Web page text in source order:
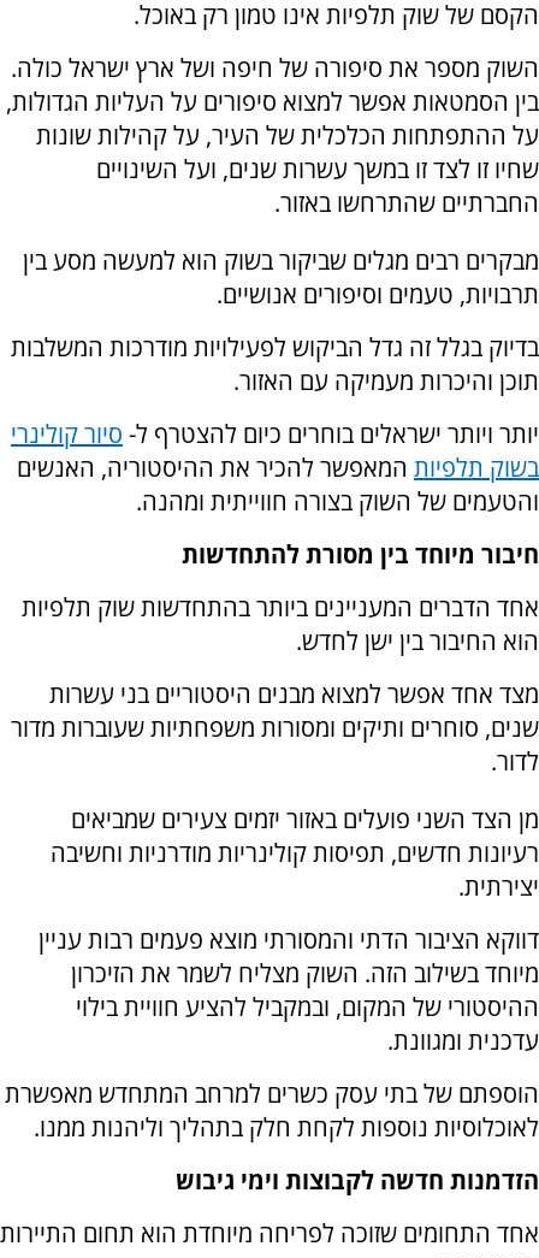
הקסם של שוק תלפיות אינו טמון רק באוכל.
השוק מספר את סיפורה של חיפה ושל ארץ ישראל כולה.
בין הסמטאות אפשר למצוא סיפורים על העליות הגדולות,
על ההתפתחות הכלכלית של העיר, על קהילות שונות
שחיו זו לצד זו במשך עשרות שנים, ועל השינויים
החברתיים שהתרחשו באזור.
מבקרים רבים מגלים שביקור בשוק הוא למעשה מסע בין
תרבויות, טעמים וסיפורים אנושיים.
בדיוק בגלל זה גדל הביקוש לפעילויות מודרכות המשלבות
תוכן והיכרות מעמיקה עם האזור.
יותר ויותר ישראלים בוחרים כיום להצטרף ל- סיור קולינרי
בשוק תלפיות המאפשר להכיר את ההיסטוריה, האנשים
והטעמים של השוק בצורה חווייתית ומהנה.
חיבור מיוחד בין מסורת להתחדשות
אחד הדברים המעניינים ביותר בהתחדשות שוק תלפיות
הוא החיבור בין ישן לחדש.
מצד אחד אפשר למצוא מבנים היסטוריים בני עשרות
שנים, סוחרים ותיקים ומסורות משפחתיות שעוברות מדור
לדור.
מן הצד השני פועלים באזור יזמים צעירים שמביאים
רעיונות חדשים, תפיסות קולינריות מודרניות וחשיבה
יצירתית.
דווקא הציבור הדתי והמסורתי מוצא פעמים רבות עניין
מיוחד בשילוב הזה. השוק מצליח לשמר את הזיכרון
ההיסטורי של המקום, ובמקביל להציע חוויית בילוי
עדכנית ומגוונת.
הוספתם של בתי עסק כשרים למרחב המתחדש מאפשרת
לאוכלוסיות נוספות לקחת חלק בתהליך וליהנות ממנו.
הזדמנות חדשה לקבוצות וימי גיבוש
אחד התחומים שזוכה לפריחה מיוחדת הוא תחום התיירות